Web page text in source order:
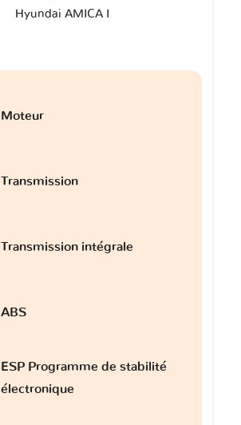
Hyundai AMICA I
Moteur
Transmission
Transmission intégrale
ABS
ESP Programme de stabilité
électronique